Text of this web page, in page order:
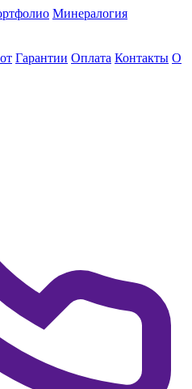
Минералогия
Гарантии Оплата Контакты О